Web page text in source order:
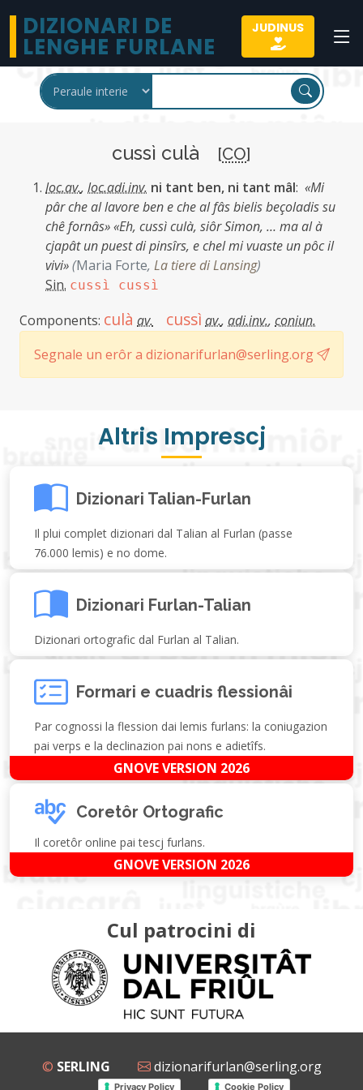
DIZIONARI DE
LENGHE FURLANE
JUDINUS
cussì culà [CO]
loc.av., loc.adi.inv. ni tant ben, ni tant mâl: «Mi
pâr che al lavore ben e che al fâs bielis beçoladis su
chê fornâs» «Eh, cussì culà, siôr Simon, … ma al à
cjapât un puest di pinsîrs, e chel mi vuaste un pôc il
vivi»(Maria Forte, La tiere di Lansing)
Sin. cussì cussì
Components: culà av. cussì av., adi.inv., coniun.
Segnale un erôr a dizionarifurlan@serling.org
Altris Imprescj
Dizionari Talian-Furlan
Il plui complet dizionari dal Talian al Furlan (passe
76.000 lemis) e no dome.
Dizionari Furlan-Talian
Dizionari ortografic dal Furlan al Talian.
Formari e cuadris flessionâi
Par cognossi la flession dai lemis furlans: la coniugazion
pai verps e la declinazion pai nons e adietîfs.
GNOVE VERSION 2026
Coretôr Ortografic
Il coretôr online pai tescj furlans.
GNOVE VERSION 2026
Cul patrocini di
© SERLING dizionarifurlan@serling.org
Privacy Policy Cookie Policy